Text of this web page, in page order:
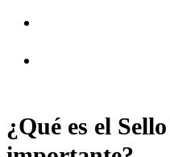
¿Qué es el